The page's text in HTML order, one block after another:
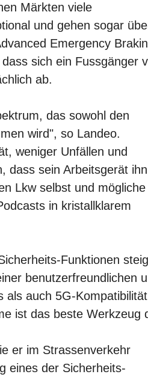
Märkten viele
und gehen sogar
Emergency
sich ein Fussgänger
ab.
das sowohl den
wird", so Landeo.
weniger Unfällen und
dass sein Arbeitsgerät ihn
Lkw selbst und mögliche
in kristallklarem
Funktionen
benutzerfreundlichen
als auch 5G-Kompatibilität
ist das beste Werkzeug
er im Strassenverkehr
eines der Sicherheits-